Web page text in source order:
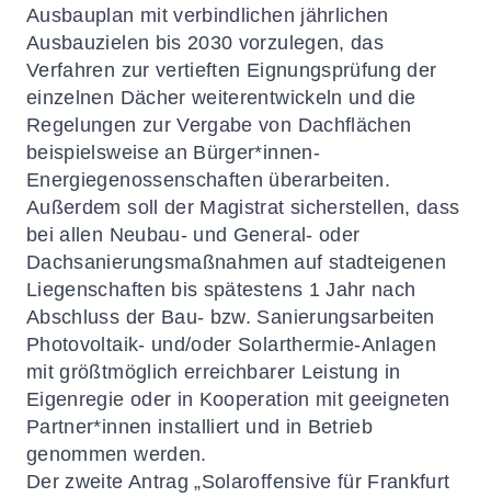
Ausbauplan mit verbindlichen jährlichen
Ausbauzielen bis 2030 vorzulegen, das
Verfahren zur vertieften Eignungsprüfung der
einzelnen Dächer weiterentwickeln und die
Regelungen zur Vergabe von Dachflächen
beispielsweise an Bürger*innen-
Energiegenossenschaften überarbeiten.
Außerdem soll der Magistrat sicherstellen, dass
bei allen Neubau- und General- oder
Dachsanierungsmaßnahmen auf stadteigenen
Liegenschaften bis spätestens 1 Jahr nach
Abschluss der Bau- bzw. Sanierungsarbeiten
Photovoltaik- und/oder Solarthermie-Anlagen
mit größtmöglich erreichbarer Leistung in
Eigenregie oder in Kooperation mit geeigneten
Partner*innen installiert und in Betrieb
genommen werden.
Der zweite Antrag „Solaroffensive für Frankfurt